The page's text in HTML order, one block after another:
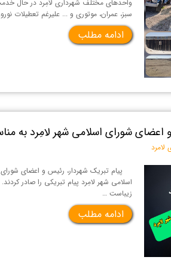
واحدهای مختلف شهرداری لامِرد در حال
سبز، عمران، موتوری و ... علیرغم تعطیلات
ادامه مطلب
اعضای شورای اسلامی شهر لامِرد به
لامرد
پیام تبریک شهردار، رئیس و اعضای
اسلامی شهر لامِرد پیام تبریکی را صادر
زیباست …
ادامه مطلب